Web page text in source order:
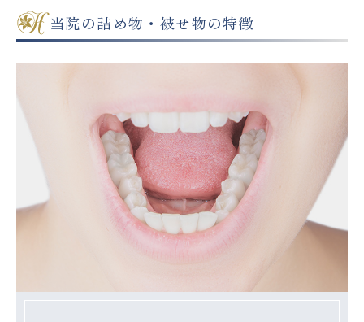
当院の詰め物・被せ物の特徴